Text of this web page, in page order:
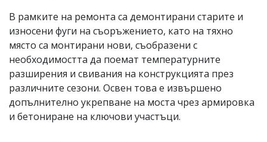
В рамките на ремонта са демонтирани старите и
износени фуги на съоръжението, като на тяхно
място са монтирани нови, съобразени с
необходимостта да поемат температурните
разширения и свивания на конструкцията през
различните сезони. Освен това е извършено
допълнително укрепване на моста чрез армировка
и бетониране на ключови участъци.